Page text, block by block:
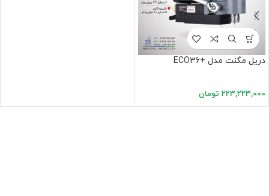
دریل مگنت مدل +ECO36
223,223,000 تومان